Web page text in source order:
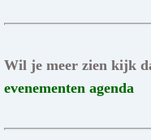
Wil je meer zien kijk
evenementen agenda